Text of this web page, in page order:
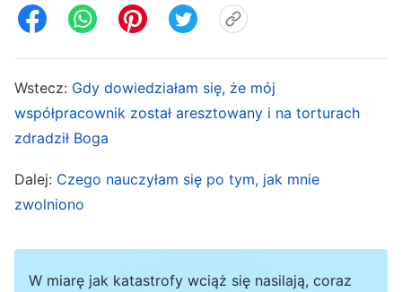
odpowiedzialna za podlewanie. Jeśli będziesz się
twarzy, to wymyślę powód, by zabronić ci
podlewania nowych wierzących, bo jeśli tego nie
zrobię, zrujnujesz mój wizerunek”. Kiedy ta myśl
przyspieszyło i pomyślałam: „Jak mogłam
to atak i branie odwetu na innych?”. Trochę się
przestraszyłam, więc po cichu pomodliłam się do
Wstecz: Gdy dowiedziałam się, że mój
współpracownik został aresztowany i na torturach
zdradził Boga
Dalej: Czego nauczyłam się po tym, jak mnie
zwolniono
W miarę jak katastrofy wciąż się nasilają, coraz